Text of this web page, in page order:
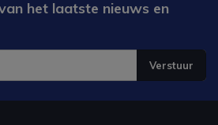
het laatste nieuws en
Verstuur